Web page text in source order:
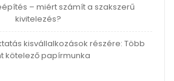
– miért számít a szakszerű
kivitelezés?
kisvállalkozások részére: Több
kötelező papírmunka